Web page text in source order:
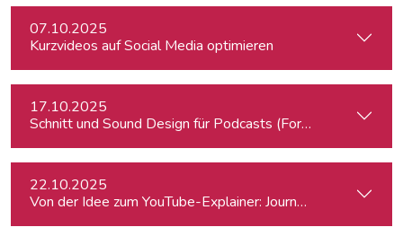
07.10.2025
Kurzvideos auf Social Media optimieren
17.10.2025
Schnitt und Sound Design für Podcasts (Fortgeschrittene)
22.10.2025
Von der Idee zum YouTube-Explainer: Journalistische